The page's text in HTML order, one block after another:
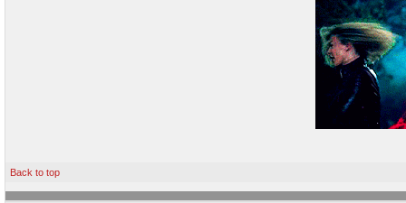
Back to top